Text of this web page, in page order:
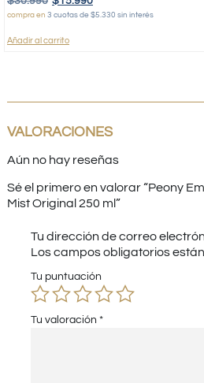
compra en 3 cuotas de $5.330 sin interés
Añadir al carrito
VALORACIONES
Aún no hay reseñas
Sé el primero en valorar “Peony
Mist Original 250 ml”
Tu dirección de correo
Los campos obligatorios
Tu puntuación
Tu valoración *